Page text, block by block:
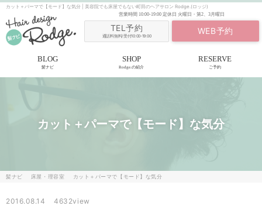
カット＋パーマで【モード】な気分 | 美容院でも床屋でもない町田のヘアサロン Rodge.(ロッジ)
営業時間 10:00-19:00定休日 火曜日・第2、3月曜日
TEL予約
通話料無料/受付10:00-19:00
WEB予約
BLOG
髪ナビ
SHOP
Rodge.の紹介
RESERVE
ご予約
カット＋パーマで【モード】な気分
髪ナビ 床屋・理容室 カット＋パーマで【モード】な気分
2016.08.14 4632view